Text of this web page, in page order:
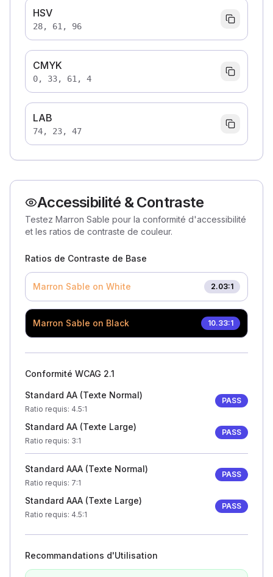
HSV
28, 61, 96
CMYK
0, 33, 61, 4
LAB
74, 23, 47
Accessibilité & Contraste
Testez Marron Sable pour la conformité d'accessibilité
et les ratios de contraste de couleur.
Ratios de Contraste de Base
Marron Sable on White 2.03:1
Marron Sable on Black 10.33:1
Conformité WCAG 2.1
Standard AA (Texte Normal)
Ratio requis: 4.5:1
PASS
Standard AA (Texte Large)
Ratio requis: 3:1
PASS
Standard AAA (Texte Normal)
Ratio requis: 7:1
PASS
Standard AAA (Texte Large)
Ratio requis: 4.5:1
PASS
Recommandations d'Utilisation